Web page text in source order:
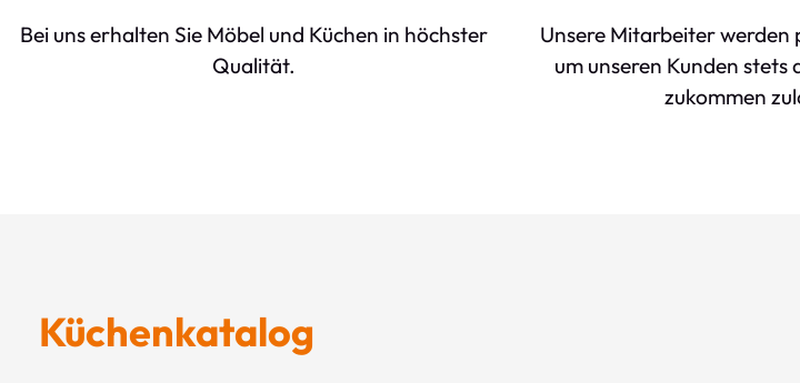
Bei uns erhalten Sie Möbel und Küchen in höchster
Qualität.
Unsere Mitarbeiter werden
um unseren Kunden stets
zukommen
Küchenkatalog